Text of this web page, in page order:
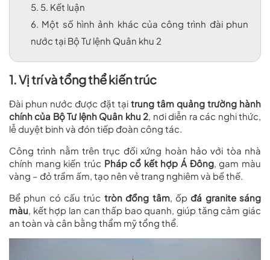
5. 5. Kết luận
6. Một số hình ảnh khác của công trình đài phun
nước tại Bộ Tư lệnh Quân khu 2
1. Vị trí và tổng thể kiến trúc
Đài phun nước được đặt tại trung tâm quảng trường hành
chính của Bộ Tư lệnh Quân khu 2 , nơi diễn ra các nghi thức,
lễ duyệt binh và đón tiếp đoàn công tác.
Công trình nằm trên trục đối xứng hoàn hảo với tòa nhà
chính mang kiến trúc Pháp cổ kết hợp Á Đông, gam màu
vàng – đỏ trầm ấm, tạo nên vẻ trang nghiêm và bề thế.
Bể phun có cấu trúc tròn đồng tâm, ốpđá granite sáng
màu , kết hợp lan can thấp bao quanh, giúp tăng cảm giác
an toàn và cân bằng thẩm mỹ tổng thể.